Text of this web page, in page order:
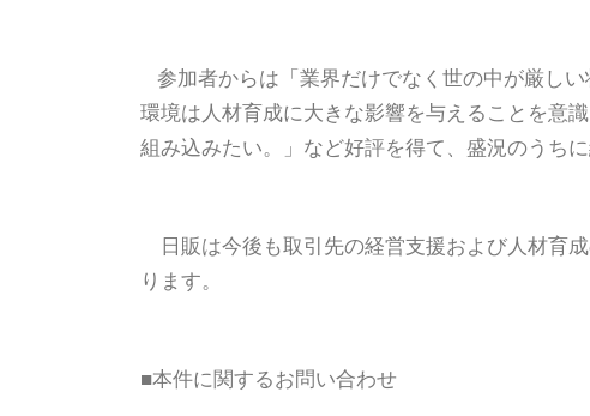
参加者からは「業界だけでなく世の中が厳し
環境は人材育成に大きな影響を与えることを意
組み込みたい。」など好評を得て、盛況のうちに
日販は今後も取引先の経営支援および人材育
ります。
■本件に関するお問い合わせ